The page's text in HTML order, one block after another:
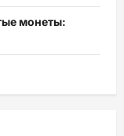
монеты: